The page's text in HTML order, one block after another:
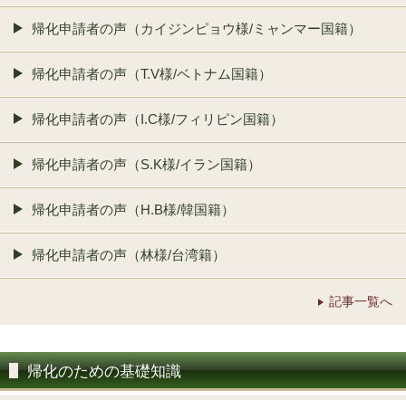
帰化申請者の声（カイジンピョウ様/ミャンマー国籍）
帰化申請者の声（T.V様/ベトナム国籍）
帰化申請者の声（I.C様/フィリピン国籍）
帰化申請者の声（S.K様/イラン国籍）
帰化申請者の声（H.B様/韓国籍）
帰化申請者の声（林様/台湾籍）
記事一覧へ
帰化のための基礎知識